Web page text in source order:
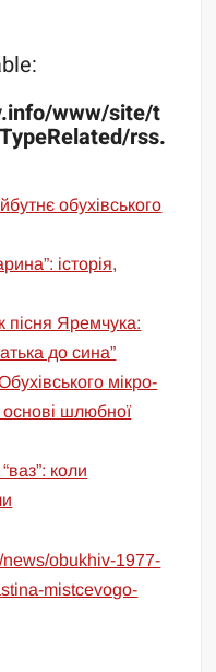
www/site/t
rss.
обухівського
історія,
пісня Яремчука:
до сина”
мікро-
основі шлюбної
коли
obukhiv-1977-
mistcevogo-